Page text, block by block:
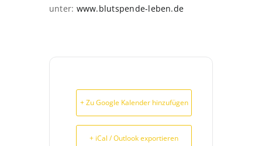
unter: www.blutspende-leben.de
+ Zu Google Kalender hinzufügen
+ iCal / Outlook exportieren